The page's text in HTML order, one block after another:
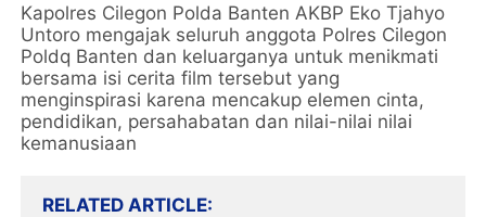
Kapolres Cilegon Polda Banten AKBP Eko Tjahyo
Untoro mengajak seluruh anggota Polres Cilegon
Poldq Banten dan keluarganya untuk menikmati
bersama isi cerita film tersebut yang
menginspirasi karena mencakup elemen cinta,
pendidikan, persahabatan dan nilai-nilai nilai
kemanusiaan
RELATED ARTICLE